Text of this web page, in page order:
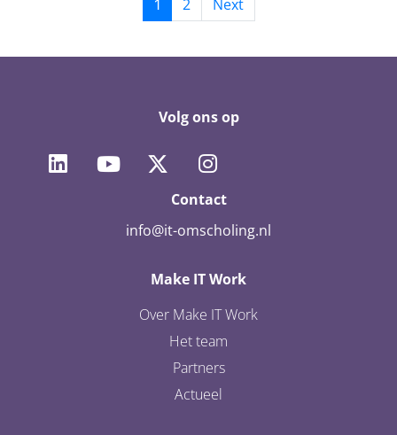
1 2 Next
Volg ons op
Contact
info@it-omscholing.nl
Make IT Work
Over Make IT Work
Het team
Partners
Actueel